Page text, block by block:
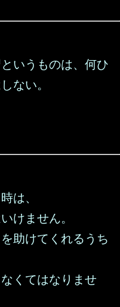
いうものは、何ひ
ない。
は、
けません。
助けてくれるうち
くてはなりませ